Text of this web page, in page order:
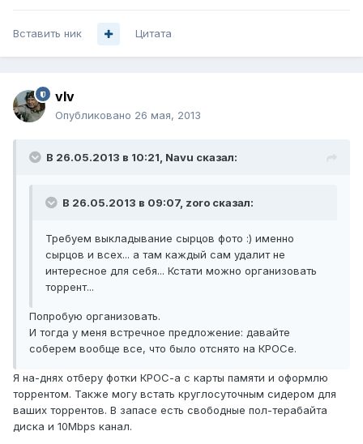
Вставить ник Цитата
vIv
Опубликовано 26 мая, 2013
В 26.05.2013 в 10:21, Navu сказал:
В 26.05.2013 в 09:07, zoro сказал:
Требуем выкладывание сырцов фото :) именно
сырцов и всех... а там каждый сам удалит не
интересное для себя... Кстати можно организовать
торрент...
Попробую организовать.
И тогда у меня встречное предложение: давайте
соберем вообще все, что было отснято на КРОСе.
Я на-днях отберу фотки КРОС-а с карты памяти и оформлю
торрентом. Также могу встать круглосуточным сидером для
ваших торрентов. В запасе есть свободные пол-терабайта
диска и 10Мbps канал.